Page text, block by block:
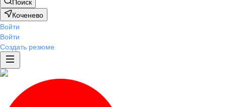
Коченево
Войти
Войти
Создать резюме